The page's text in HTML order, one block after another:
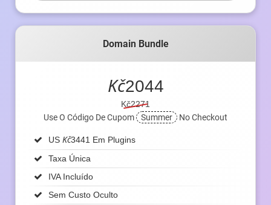
Domain Bundle
Kč2044
Kč2271
Use O Código De Cupom
Summer No Checkout
US Kč3441 Em Plugins
Taxa Única
IVA Incluído
Sem Custo Oculto